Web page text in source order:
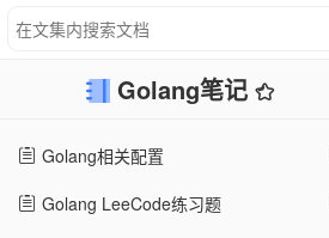
Golang笔记
Golang相关配置
Golang LeeCode练习题